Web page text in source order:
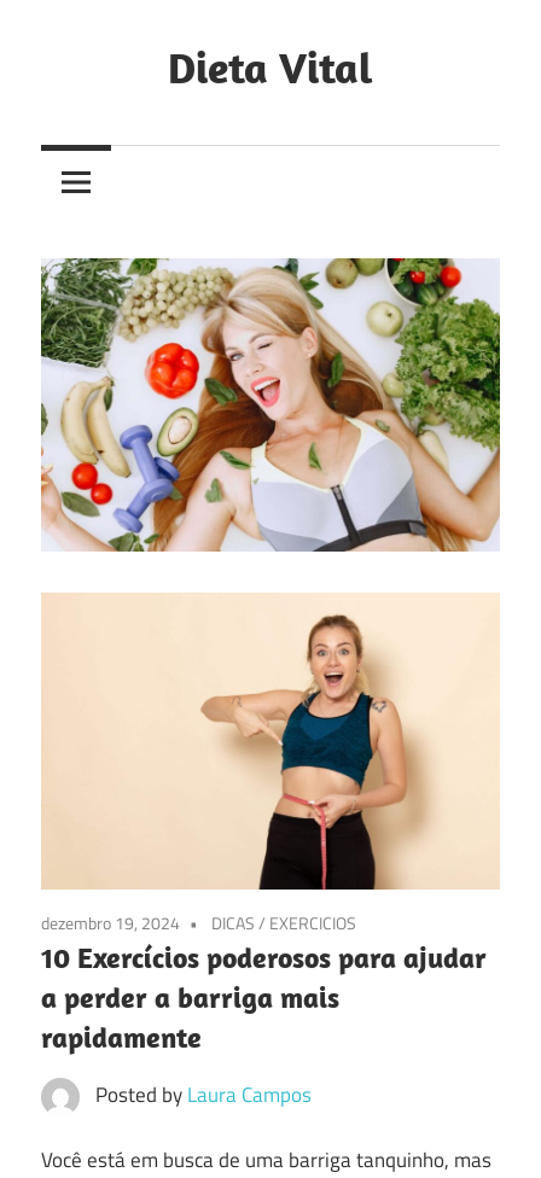
Dieta Vital
dezembro 19, 2024 DICAS/ EXERCICIOS
10 Exercícios poderosos para ajudar
a perder a barriga mais
rapidamente
Posted byLaura Campos
Você está em busca de uma barriga tanquinho, mas